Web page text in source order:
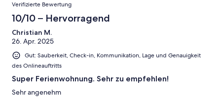
Verifizierte Bewertung
10/10 – Hervorragend
Christian M.
26. Apr. 2025
Gut: Sauberkeit, Check-in, Kommunikation, Lage und Genauigkeit
des Onlineauftritts
Super Ferienwohnung. Sehr zu empfehlen!
Sehr angenehm